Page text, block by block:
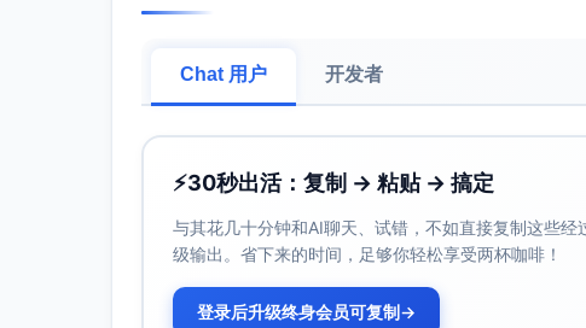
一杯气味的休息（5分钟）
泡一杯热茶或桂花水，闭眼三次呼吸，用三
让气味带你回到某个温柔的画面——那一刻，
轻专注（12—15分钟）
打开计时器，只做这一件事。结束时，给自己
写一张小卡片给自己或朋友：一件今天的小欢
Chat 用户 开发者
⚡30秒出活：复制 → 粘贴 → 搞定
与其花几十分钟和AI聊天、试错，不如直接复制这些
级输出。省下来的时间，足够你轻松享受两杯咖啡！
登录后升级终身会员可复制→